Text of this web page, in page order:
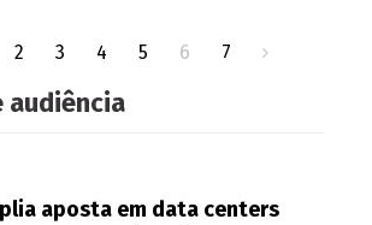
2 3 4 5 6 7
audiência
aposta em data centers